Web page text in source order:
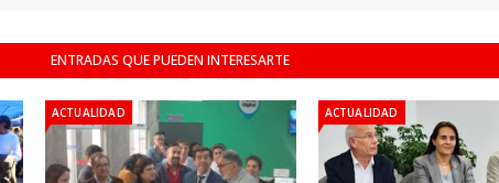
ENTRADAS QUE PUEDEN INTERESARTE
ACTUALIDAD ACTUALIDAD